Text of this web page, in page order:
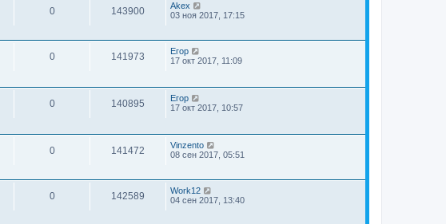
0 143900
Akex
03 ноя 2017, 17:15
0 141973
Егор
17 окт 2017, 11:09
0 140895
Егор
17 окт 2017, 10:57
0 141472
Vinzento
08 сен 2017, 05:51
0 142589
Work12
04 сен 2017, 13:40